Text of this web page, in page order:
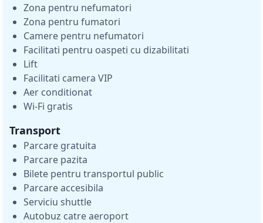
Zona pentru nefumatori
Zona pentru fumatori
Camere pentru nefumatori
Facilitati pentru oaspeti cu dizabilitati
Lift
Facilitati camera VIP
Aer conditionat
Wi-Fi gratis
Transport
Parcare gratuita
Parcare pazita
Bilete pentru transportul public
Parcare accesibila
Serviciu shuttle
Autobuz catre aeroport